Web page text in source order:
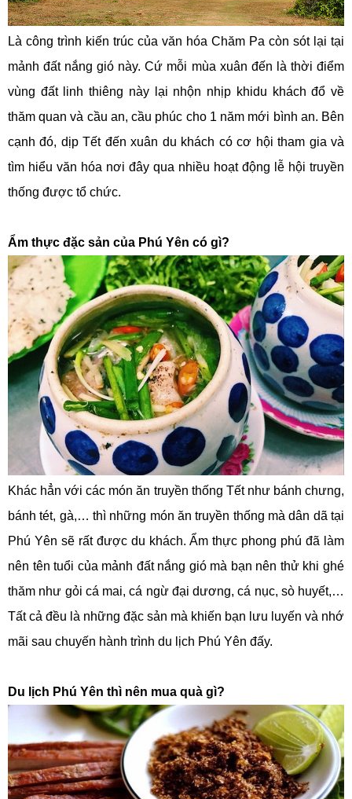
Là công trình kiến trúc của văn hóa Chăm Pa còn sót lại tại
mảnh đất nắng gió này. Cứ mỗi mùa xuân đến là thời điểm
vùng đất linh thiêng này lại nhộn nhịp khidu khách đổ về
thăm quan và cầu an, cầu phúc cho 1 năm mới bình an. Bên
cạnh đó, dịp Tết đến xuân du khách có cơ hội tham gia và
tìm hiểu văn hóa nơi đây qua nhiều hoạt động lễ hội truyền
thống được tổ chức.
Ẩm thực đặc sản của Phú Yên có gì?
Khác hẳn với các món ăn truyền thống Tết như bánh chưng,
bánh tét, gà,… thì những món ăn truyền thống mà dân dã tại
Phú Yên sẽ rất được du khách. Ẩm thực phong phú đã làm
nên tên tuổi của mảnh đất nắng gió mà bạn nên thử khi ghé
thăm như gỏi cá mai, cá ngừ đại dương, cá nục, sò huyết,…
Tất cả đều là những đặc sản mà khiến bạn lưu luyến và nhớ
mãi sau chuyến hành trình du lịch Phú Yên đấy.
Du lịch Phú Yên thì nên mua quà gì?